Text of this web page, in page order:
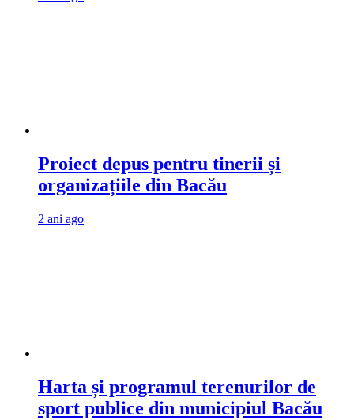
Proiect depus pentru tinerii și
organizațiile din Bacău
2 ani ago
Harta și programul terenurilor de
sport publice din municipiul Bacău